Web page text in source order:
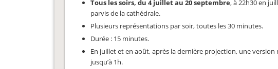
Tous les soirs, du 4 juillet au 20 septembre, à 22h30 en
parvis de la cathédrale.
Plusieurs représentations par soir, toutes les 30 minutes.
Durée : 15 minutes.
En juillet et en août, après la dernière projection, une
jusqu’à 1h.